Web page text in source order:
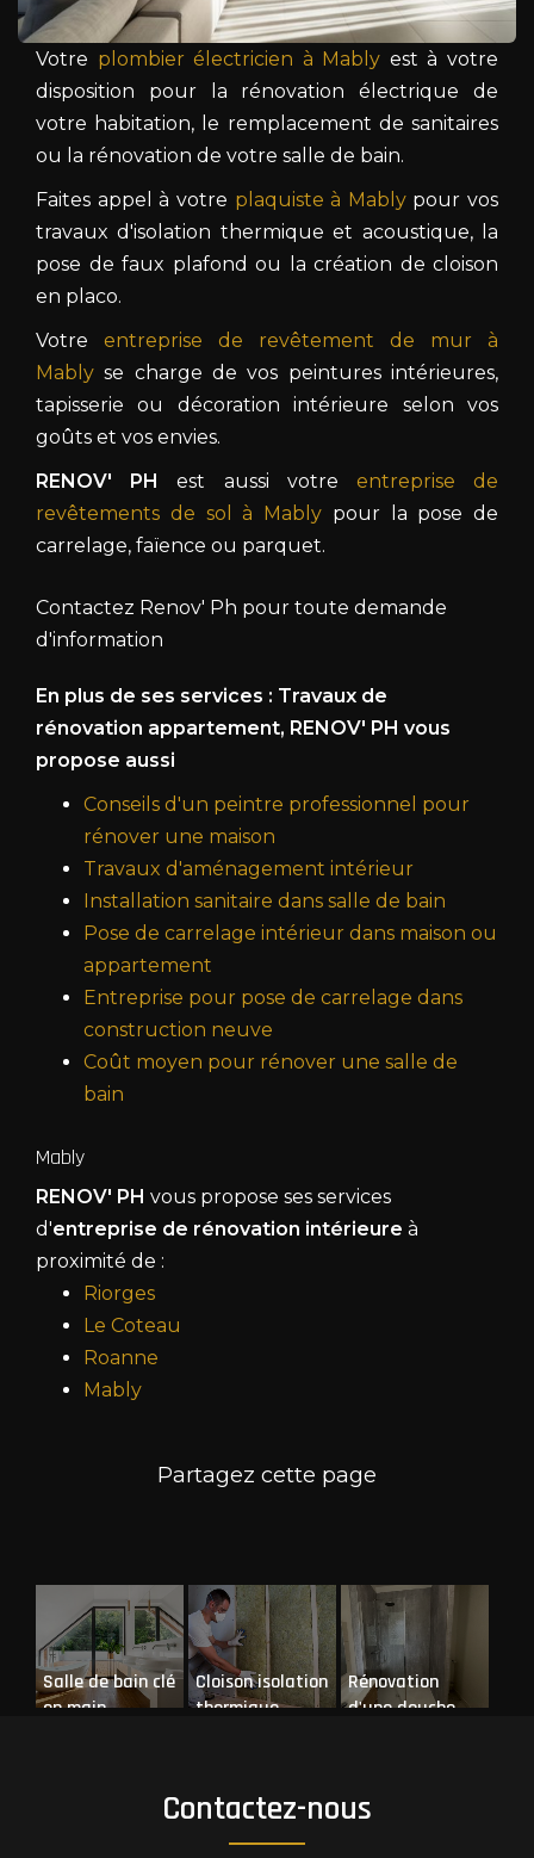
Votre plombier électricien à Mably est à votre
disposition pour la rénovation électrique de
votre habitation, le remplacement de sanitaires
ou la rénovation de votre salle de bain.
Faites appel à votre plaquiste à Mablypour vos
travaux d'isolation thermique et acoustique, la
pose de faux plafond ou la création de cloison
en placo.
Votre entreprise de revêtement de mur à
Mably se charge de vos peintures intérieures,
tapisserie ou décoration intérieure selon vos
goûts et vos envies.
RENOV' PH
est aussi votre entreprise de
revêtements de sol à Mably pour la pose de
carrelage, faïence ou parquet.
Contactez Renov' Ph pour toute demande
d'information
En plus de ses services : Travaux de
rénovation appartement, RENOV' PH vous
propose aussi
Conseils d'un peintre professionnel pour
rénover une maison
Travaux d'aménagement intérieur
Installation sanitaire dans salle de bain
Pose de carrelage intérieur dans maison ou
appartement
Entreprise pour pose de carrelage dans
construction neuve
Coût moyen pour rénover une salle de
bain
Mably
RENOV' PH vous propose ses services
d'entreprise de rénovation intérieure à
proximité de :
Riorges
Le Coteau
Roanne
Mably
Salle de bain clé
en main
Cloison isolation
thermique
Rénovation
d'une douche
Contactez-nous